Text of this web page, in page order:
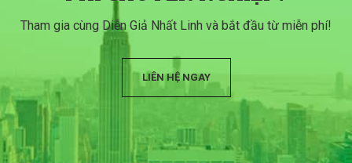
Tham gia cùng Diễn Giả Nhất Linh và bắt đầu từ miễn phí!
LIÊN HỆ NGAY